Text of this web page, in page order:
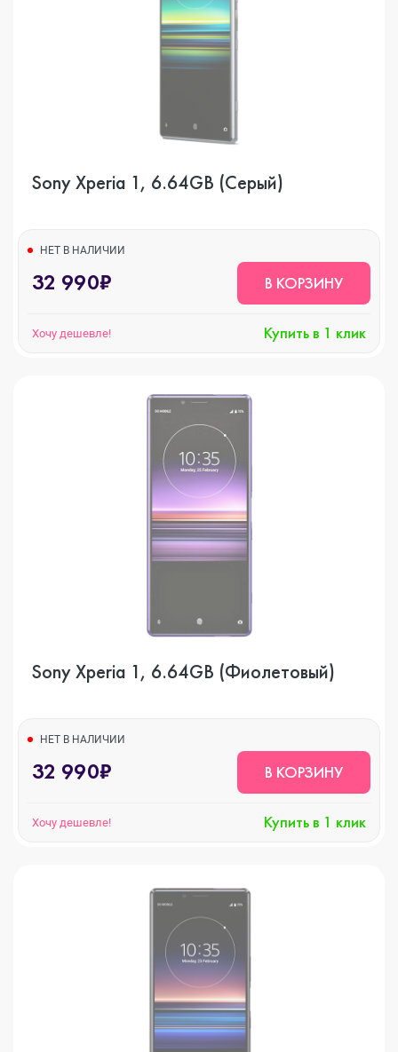
Sony Xperia 1, 6.64GB (Серый)
НЕТ В НАЛИЧИИ
32 990₽ В КОРЗИНУ
Хочу дешевле! Купить в 1 клик
Sony Xperia 1, 6.64GB (Фиолетовый)
НЕТ В НАЛИЧИИ
32 990₽ В КОРЗИНУ
Хочу дешевле! Купить в 1 клик